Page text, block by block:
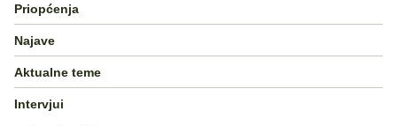
Priopćenja
Najave
Aktualne teme
Intervjui